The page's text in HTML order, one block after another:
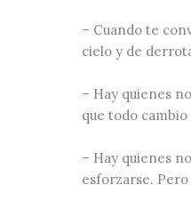
– Cuando te
cielo y de
– Hay quienes
que todo
– Hay quienes
esforzarse.